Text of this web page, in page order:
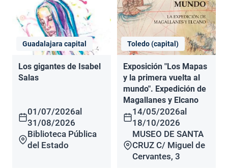
Guadalajara capital
Los gigantes de Isabel
Salas
01/07/2026al
31/08/2026
Biblioteca Pública
del Estado
Toledo (capital)
Exposición "Los Mapas
y la primera vuelta al
mundo". Expedición de
Magallanes y Elcano
14/05/2026al
18/10/2026
MUSEO DE SANTA
CRUZ C/ Miguel de
Cervantes, 3